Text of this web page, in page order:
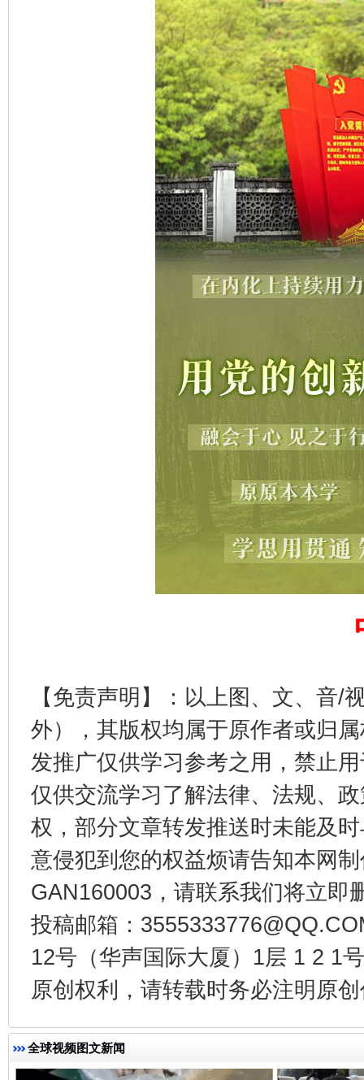
【免责声明】：以上图、文、音/
外），其版权均属于原作者或归
发推广仅供学习参考之用，禁止
仅供交流学习了解法律、法规、
权，部分文章转发推送时未能及
意侵犯到您的权益烦请告知本网
GAN160003，请联系我们将立即
投稿邮箱：
12号（华声国际大厦）1层 1 2 1
原创权利，请转载时务必注明原
全球视频图文新闻
公平竞争审查“十大案例”出炉！ 一纸欠